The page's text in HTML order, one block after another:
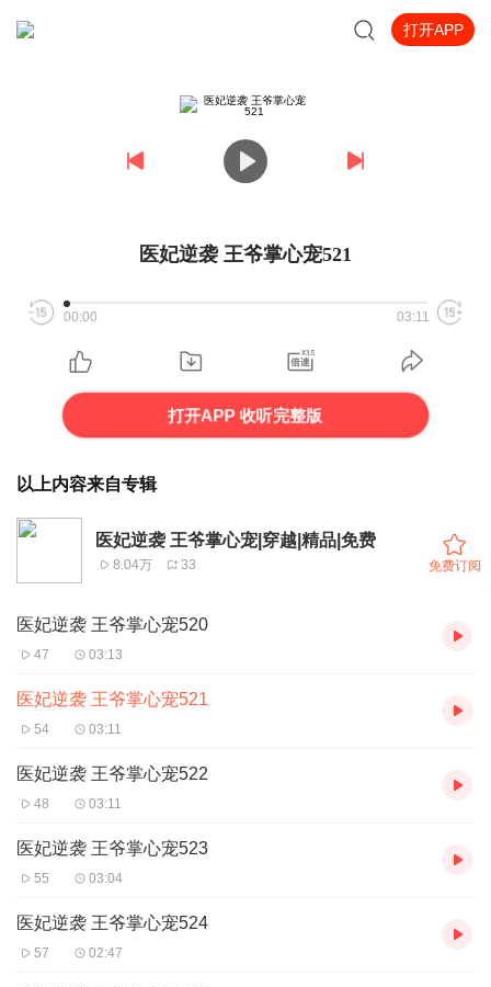
打开APP
医妃逆袭 王爷掌心宠521
00:00 03:11
打开APP 收听完整版
以上内容来自专辑
医妃逆袭 王爷掌心宠|穿越|精品|免费
8.04万 33 免费订阅
医妃逆袭 王爷掌心宠520
47 03:13
医妃逆袭 王爷掌心宠521
54 03:11
医妃逆袭 王爷掌心宠522
48 03:11
医妃逆袭 王爷掌心宠523
55 03:04
医妃逆袭 王爷掌心宠524
57 02:47